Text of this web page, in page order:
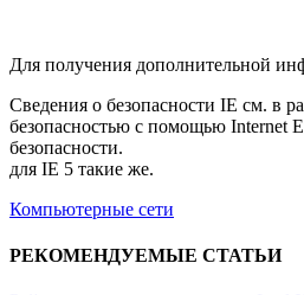
Для получения дополнительной
Сведения о безопасности IE см. в
безопасностью с помощью Internet
безопасности.
для IE 5 такие же.
Компьютерные сети
РЕКОМЕНДУЕМЫЕ СТАТЬИ